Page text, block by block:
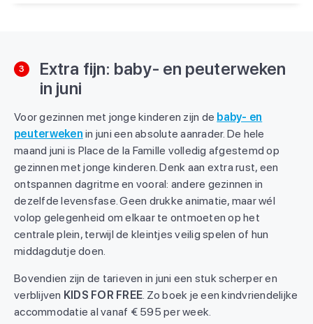
3
Extra fijn: baby- en peuterweken
in juni
Voor gezinnen met jonge kinderen zijn de baby- en
peuterweken in juni een absolute aanrader. De hele
maand juni is Place de la Famille volledig afgestemd op
gezinnen met jonge kinderen. Denk aan extra rust, een
ontspannen dagritme en vooral: andere gezinnen in
dezelfde levensfase. Geen drukke animatie, maar wél
volop gelegenheid om elkaar te ontmoeten op het
centrale plein, terwijl de kleintjes veilig spelen of hun
middagdutje doen.
Bovendien zijn de tarieven in juni een stuk scherper en
verblijven KIDS FOR FREE . Zo boek je een kindvriendelijke
accommodatie al vanaf € 595 per week.